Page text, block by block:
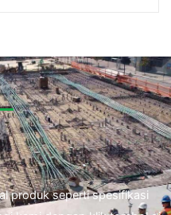
produk seperti spesifikasi